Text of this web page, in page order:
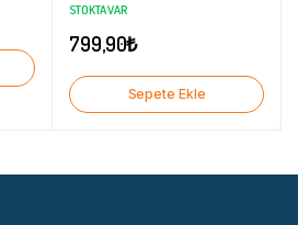
STOKTA VAR
799,90₺
Sepete Ekle